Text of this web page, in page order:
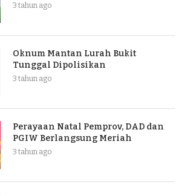
3 tahun ago
Oknum Mantan Lurah Bukit
Tunggal Dipolisikan
3 tahun ago
Perayaan Natal Pemprov, DAD dan
PGIW Berlangsung Meriah
3 tahun ago